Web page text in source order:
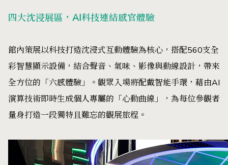
四大沈浸展區，AI科技連結感官體驗
館內策展以科技打造沈浸式互動體驗為核心，搭配560支全
彩智慧顯示設備，結合聲音、氣味、影像與動線設計，帶來
全方位的「六感體驗」。觀眾入場將配戴智能手環，藉由AI
演算技術即時生成個人專屬的「心動曲線」，為每位參觀者
量身打造一段獨特且難忘的觀展旅程。